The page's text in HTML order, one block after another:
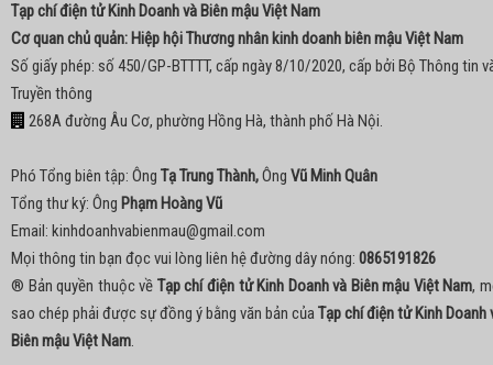
Tạp chí điện tử Kinh Doanh và Biên mậu Việt Nam
Cơ quan chủ quản: Hiệp hội Thương nhân kinh doanh biên mậu Việt Nam
Số giấy phép: số 450/GP-BTTTT, cấp ngày 8/10/2020, cấp bởi Bộ Thông tin
Truyền thông
268A đường Âu Cơ, phường Hồng Hà, thành phố Hà Nội.
Phó Tổng biên tập: Ông Tạ Trung Thành,Ông Vũ Minh Quân
Tổng thư ký: Ông Phạm Hoàng Vũ
Email: kinhdoanhvabienmau@gmail.com
Mọi thông tin bạn đọc vui lòng liên hệ đường dây nóng: 0865191826
® Bản quyền thuộc về Tạp chí điện tử Kinh Doanh và Biên mậu Việt Nam,
sao chép phải được sự đồng ý bằng văn bản củaTạp chí điện tử Kinh Doanh
Biên mậu Việt Nam.